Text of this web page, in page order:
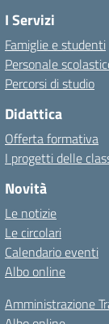
I Servizi
Famiglie e studenti
Personale
Percorsi di studio
Didattica
Offerta formativa
I progetti delle
Novità
Le notizie
Le circolari
Calendario eventi
Albo online
Amministrazione